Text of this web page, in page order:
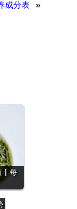
成分表
»
| 每